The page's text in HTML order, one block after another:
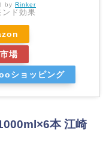
by Rinker
ンド効果
場
ショッピング
本 江崎